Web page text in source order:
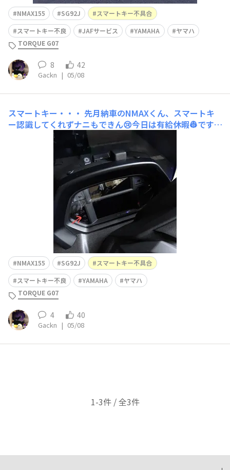
NMAX155 SG92J
スマートキー不具合
スマートキー不良
JAFサービス YAMAHA
ヤマハ
TORQUE G07
8 42
Gackn | 05/08
スマートキー・・・ 先月納車のNMAXくん、スマートキ
ー認識してくれずナニもできん😢今日は有給休暇👷です。
スマートキー：電池交換した。スクータ電圧：13.2vメー
ターのスマートキー灯：たまに点滅バイク屋さんにライン
したので、始業 返信待ちです。
NMAX155 SG92J
スマートキー不具合
スマートキー不良
YAMAHA
ヤマハ
TORQUE G07
4 40
Gackn | 05/08
1-3件 / 全3件